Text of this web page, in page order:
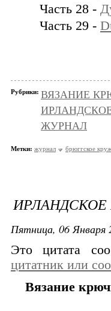
Часть 28 -
Часть 29 -
Рубрики: ВЯЗАНИЕ
ЖУРНАЛ
Метки: журнал брюггское
Пятница, 06 Января
Это цитата
цитатник или
Вязание